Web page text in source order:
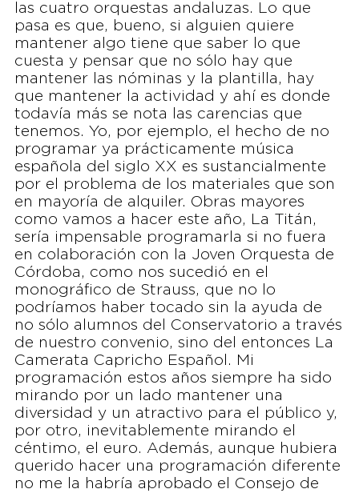
las cuatro orquestas andaluzas. Lo que
pasa es que, bueno, si alguien quiere
mantener algo tiene que saber lo que
cuesta y pensar que no sólo hay que
mantener las nóminas y la plantilla, hay
que mantener la actividad y ahí es donde
todavía más se nota las carencias que
tenemos. Yo, por ejemplo, el hecho de no
programar ya prácticamente música
española del siglo XX es sustancialmente
por el problema de los materiales que son
en mayoría de alquiler. Obras mayores
como vamos a hacer este año, La Titán,
sería impensable programarla si no fuera
en colaboración con la Joven Orquesta de
Córdoba, como nos sucedió en el
monográfico de Strauss, que no lo
podríamos haber tocado sin la ayuda de
no sólo alumnos del Conservatorio a través
de nuestro convenio, sino del entonces La
Camerata Capricho Español. Mi
programación estos años siempre ha sido
mirando por un lado mantener una
diversidad y un atractivo para el público y,
por otro, inevitablemente mirando el
céntimo, el euro. Además, aunque hubiera
querido hacer una programación diferente
no me la habría aprobado el Consejo de